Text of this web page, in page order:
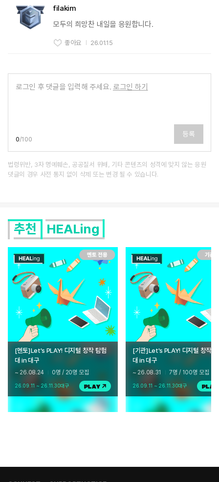
filakim
모두의 희망찬 내일을 응원합니다.
좋아요 26.01.15
로그인 후 댓글을 입력해 주세요. 로그인 하기
0/100
등록
법령위반, 3자 명예훼손, 공공질서 위배, 기타 콘텐츠의 성격에 맞지 않는 응원
댓글의 경우 사전 통지 없이 삭제 또는 변경 될 수 있습니다.
추천 HEALing
[멘토]Let's PLAY! 디지털 창작 탐험
대 in 대구
~ 26.08.24 0명 / 20명 모집
26.09.11 ~ 26.11.30대구 PLAY
[기관]Let's PLAY! 디지털 창작
대 in 대구
~ 26.08.31 7명 / 100명 모집
26.09.11 ~ 26.11.30대구 PLAY